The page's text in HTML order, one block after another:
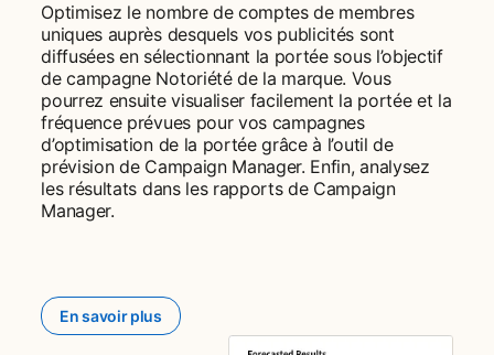
Optimisez le nombre de comptes de membres
uniques auprès desquels vos publicités sont
diffusées en sélectionnant la portée sous l’objectif
de campagne Notoriété de la marque. Vous
pourrez ensuite visualiser facilement la portée et la
fréquence prévues pour vos campagnes
d’optimisation de la portée grâce à l’outil de
prévision de Campaign Manager. Enfin, analysez
les résultats dans les rapports de Campaign
Manager.
En savoir plusopens in a new tab